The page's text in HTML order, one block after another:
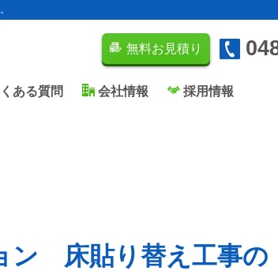
無料お見積り
ある質問 会社情報 採用情報
ン 床貼り替え工事の